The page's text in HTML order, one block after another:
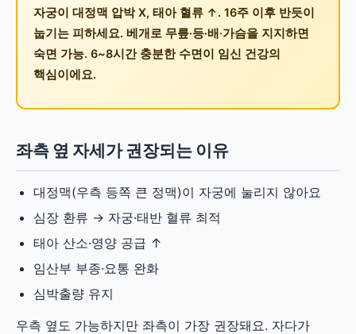
자궁이 대정맥 압박 X, 태아 혈류 ↑. 16주 이후 반듯이
눕기는 피하세요. 베개로 무릎·등·배·가슴을 지지하면
숙면 가능. 6~8시간 충분한 수면이 임신 건강의
핵심이에요.
좌측 옆 자세가 권장되는 이유
대정맥(우측 등쪽 큰 정맥)이 자궁에 눌리지 않아요
심장 환류 → 자궁·태반 혈류 최적
태아 산소·영양 공급 ↑
임산부 부종·요통 완화
심박출량 유지
우측 옆도 가능하지만 좌측이 가장 권장돼요. 자다가